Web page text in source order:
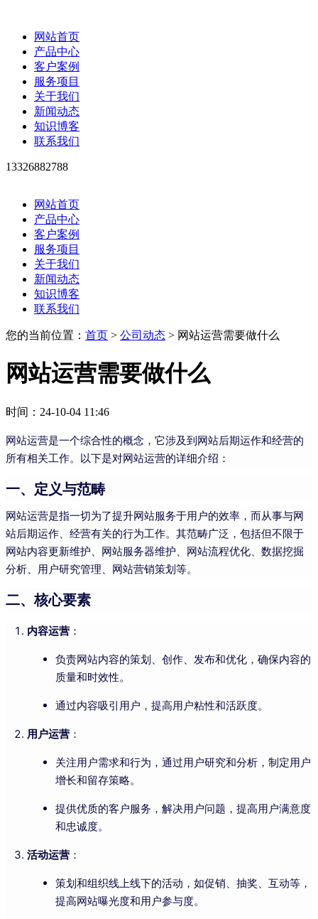
网站首页
产品中心
客户案例
服务项目
关于我们
新闻动态
知识博客
联系我们
13326882788
网站首页
产品中心
客户案例
服务项目
关于我们
新闻动态
知识博客
联系我们
您的当前位置： 首页 > 公司动态 > 网站运营需要做什么
网站运营需要做什么
时间：24-10-04 11:46
网站运营是一个综合性的概念，它涉及到网站后期运作和经营的
所有相关工作。以下是对网站运营的详细介绍：
一、定义与范畴
网站运营是指一切为了提升网站服务于用户的效率，而从事与网
站后期运作、经营有关的行为工作。其范畴广泛，包括但不限于
网站内容更新维护、网站服务器维护、网站流程优化、数据挖掘
分析、用户研究管理、网站营销策划等。
二、核心要素
内容运营 ：
负责网站内容的策划、创作、发布和优化，确保内容的
质量和时效性。
通过内容吸引用户，提高用户粘性和活跃度。
用户运营 ：
关注用户需求和行为，通过用户研究和分析，制定用户
增长和留存策略。
提供优质的客户服务，解决用户问题，提高用户满意度
和忠诚度。
活动运营 ：
策划和组织线上线下的活动，如促销、抽奖、互动等，
提高网站曝光度和用户参与度。